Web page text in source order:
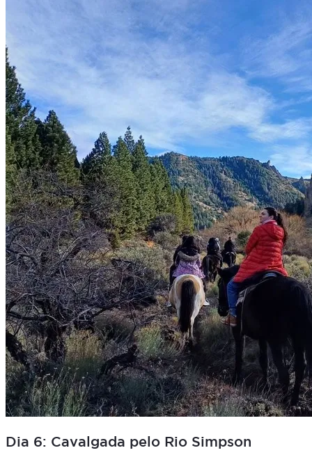
Dia 6: Cavalgada pelo Rio Simpson